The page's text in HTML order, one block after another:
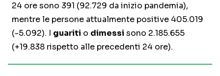
24 ore sono 391 (92.729 da inizio pandemia),
mentre le persone attualmente positive 405.019
(-5.092). I guariti o dimessi sono 2.185.655
(+19.838 rispetto alle precedenti 24 ore).